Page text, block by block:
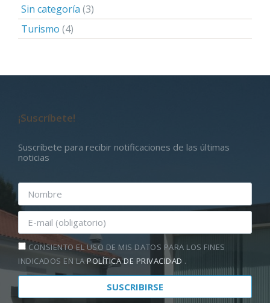
Sin categoría (3)
Turismo (4)
¡Suscríbete!
Suscríbete para recibir notificaciones de las últimas
noticias
CONSIENTO EL USO DE MIS DATOS PARA LOS FINES
INDICADOS EN LAPOLÍTICA DE PRIVACIDAD .